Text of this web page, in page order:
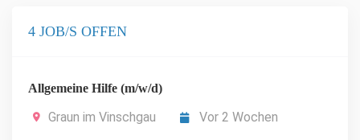
4 JOB/S OFFEN
Allgemeine Hilfe (m/w/d)
Graun im Vinschgau Vor 2 Wochen